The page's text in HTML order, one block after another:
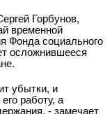
Горбунов,
временной
Фонда социального
осложнившееся
убытки, и
работу, а
- замечает